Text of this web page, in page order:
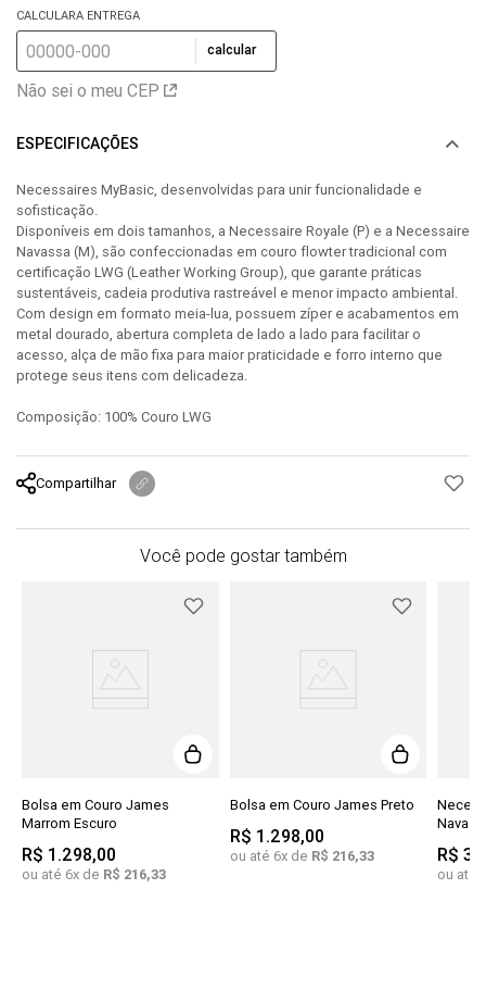
CALCULARA ENTREGA
calcular
Não sei o meu CEP
ESPECIFICAÇÕES
Necessaires MyBasic, desenvolvidas para unir funcionalidade e
sofisticação.
Disponíveis em dois tamanhos, a Necessaire Royale (P) e a Necessaire
Navassa (M), são confeccionadas em couro flowter tradicional com
certificação LWG (Leather Working Group), que garante práticas
sustentáveis, cadeia produtiva rastreável e menor impacto ambiental.
Com design em formato meia-lua, possuem zíper e acabamentos em
metal dourado, abertura completa de lado a lado para facilitar o
acesso, alça de mão fixa para maior praticidade e forro interno que
protege seus itens com delicadeza.
Composição: 100% Couro LWG
Compartilhar
Você pode gostar também
Bolsa em Couro James
Marrom Escuro
R$ 1 .298,00
ou até 6x de R$ 216,33
Bolsa em Couro James Preto
R$ 1 .298,00
ou até 6x de R$ 216,33 R$
ou até